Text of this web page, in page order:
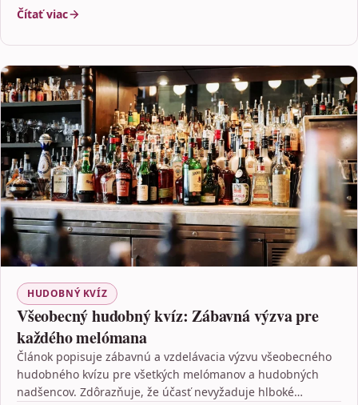
Čítať viac
HUDOBNÝ KVÍZ
Všeobecný hudobný kvíz: Zábavná výzva pre
každého melómana
Článok popisuje zábavnú a vzdelávacia výzvu všeobecného
hudobného kvízu pre všetkých melómanov a hudobných
nadšencov. Zdôrazňuje, že účasť nevyžaduje hlboké